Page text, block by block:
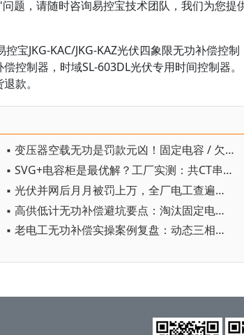
题，请随时咨询易控宝技术团队，我们为您提
宝JKG-KAC/JKG-KAZ光伏四象限无功补偿控制
控制器，时域SL-603DL光伏专用时间控制器。
款。
▪ 变压器空载无功是罚款元凶！固定电容 / 欠流门限 / 空载直补，哪种方案能彻底止损？
▪ SVG+电容柜是最优解？工厂实测：共CT串联组网，高端SVG直接沦为普通电容
▪ 光伏并网后月月被罚上万，全厂电工查遍设备无果！原来光伏只是背锅侠，元凶是台裸奔多年的变压器
▪ 高供低计无功补偿避坑要点：淘汰固定电容，更换高精度采样控制器
▪ 老电工无功补偿实操案例复盘：动态三相失衡才是隐藏大坑